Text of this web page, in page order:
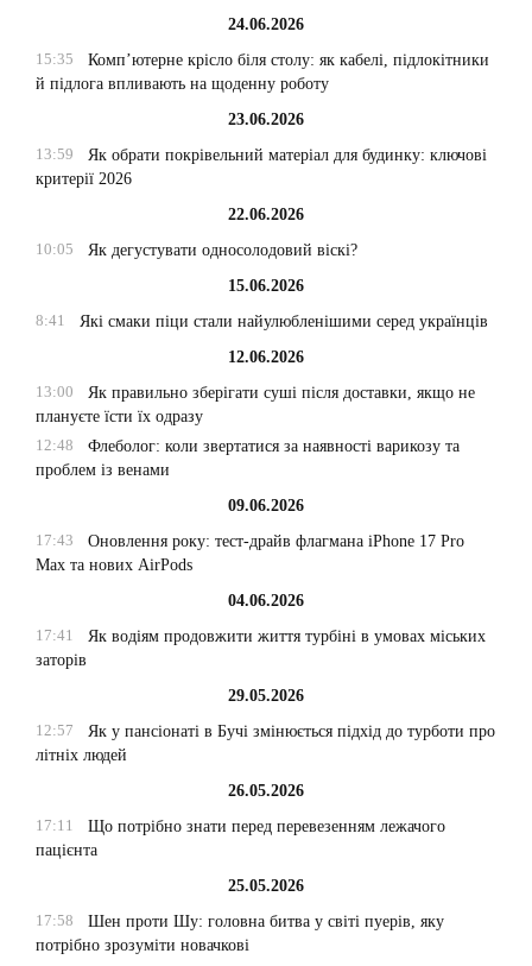
24.06.2026
15:35
Комп’ютерне крісло біля столу: як кабелі, підлокітники
й підлога впливають на щоденну роботу
23.06.2026
13:59
Як обрати покрівельний матеріал для будинку: ключові
критерії 2026
22.06.2026
10:05
Як дегустувати односолодовий віскі?
15.06.2026
8:41
Які смаки піци стали найулюбленішими серед українців
12.06.2026
13:00
Як правильно зберігати суші після доставки, якщо не
плануєте їсти їх одразу
12:48
Флеболог: коли звертатися за наявності варикозу та
проблем із венами
09.06.2026
17:43
Оновлення року: тест-драйв флагмана iPhone 17 Pro
Max та нових AirPods
04.06.2026
17:41
Як водіям продовжити життя турбіні в умовах міських
заторів
29.05.2026
12:57
Як у пансіонаті в Бучі змінюється підхід до турботи про
літніх людей
26.05.2026
17:11
Що потрібно знати перед перевезенням лежачого
пацієнта
25.05.2026
17:58
Шен проти Шу: головна битва у світі пуерів, яку
потрібно зрозуміти новачкові